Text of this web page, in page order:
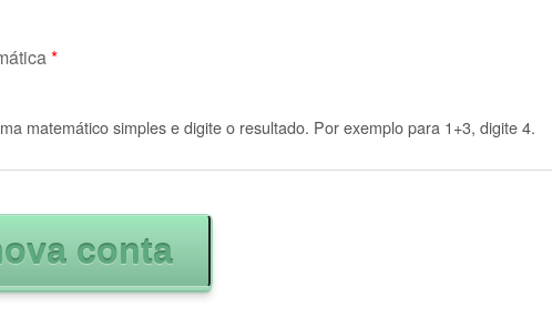
*
matemático simples e digite o resultado. Por exemplo para 1+3, digite 4.